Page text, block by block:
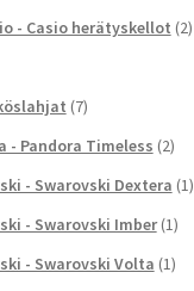
- Casio herätyskellot (2)
(7)
- Pandora Timeless (2)
- Swarovski Dextera (1)
- Swarovski Imber (1)
- Swarovski Volta (1)